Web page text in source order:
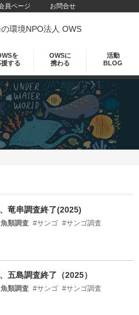
員ページ お問合せ
環境NPO法人 OWS
を
援する
OWSに
携わる
活動
BLOG
竜串調査終了(2025)
類調査 #サンゴ #サンゴ調査
五島調査終了（2025）
類調査 #サンゴ #サンゴ調査